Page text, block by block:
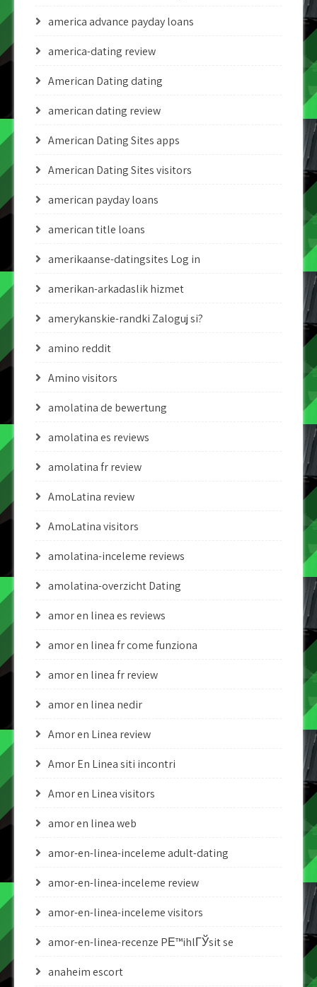
america advance payday loans
america-dating review
American Dating dating
american dating review
American Dating Sites apps
American Dating Sites visitors
american payday loans
american title loans
amerikaanse-datingsites Log in
amerikan-arkadaslik hizmet
amerykanskie-randki Zaloguj si?
amino reddit
Amino visitors
amolatina de bewertung
amolatina es reviews
amolatina fr review
AmoLatina review
AmoLatina visitors
amolatina-inceleme reviews
amolatina-overzicht Dating
amor en linea es reviews
amor en linea fr come funziona
amor en linea fr review
amor en linea nedir
Amor en Linea review
Amor En Linea siti incontri
Amor en Linea visitors
amor en linea web
amor-en-linea-inceleme adult-dating
amor-en-linea-inceleme review
amor-en-linea-inceleme visitors
amor-en-linea-recenze PЕ™ihlГЎsit se
anaheim escort